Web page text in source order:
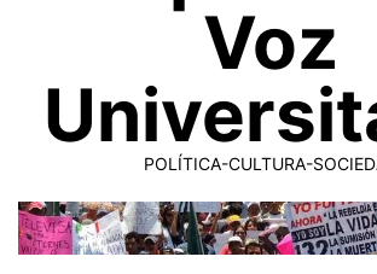
Voz
POLÍTICA-CULTURA-